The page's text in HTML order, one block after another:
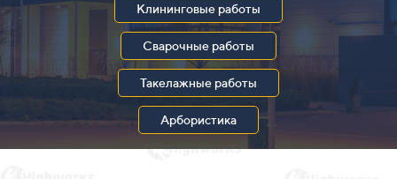
Клининговые работы
Сварочные работы
Такелажные работы
Арбористика